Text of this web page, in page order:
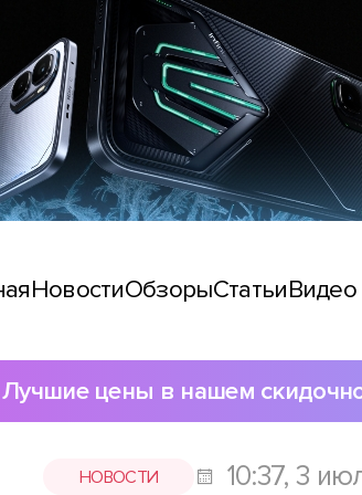
НовостиОбзорыСтатьиВидео
Лучшие цены в нашем
НОВОСТИ 10:37, 3